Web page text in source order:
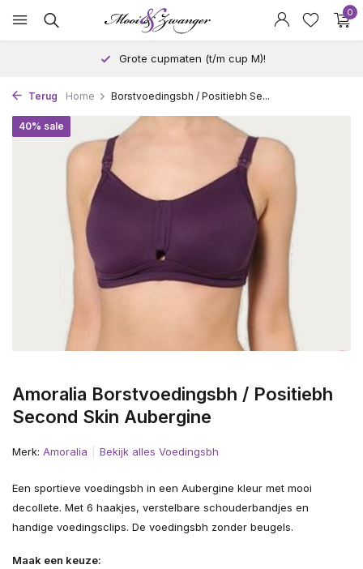
0
Grote cupmaten (t/m cup M)!
Terug Home Borstvoedingsbh / Positiebh Se...
Amoralia Borstvoedingsbh / Positiebh
Second Skin Aubergine
40% sale
Merk: Amoralia Bekijk alles Voedingsbh
Een sportieve voedingsbh in een Aubergine kleur met mooi
decollete. Met 6 haakjes, verstelbare schouderbandjes en
handige voedingsclips. De voedingsbh zonder beugels.
Maak een keuze: